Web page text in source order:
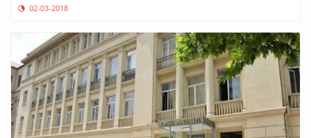
02-03-2018